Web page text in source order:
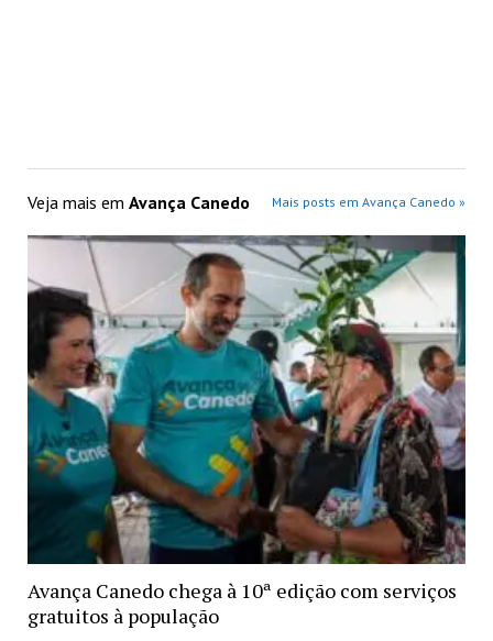
Veja mais em Avança Canedo Mais posts em Avança Canedo »
Avança Canedo chega à 10ª edição com serviços
gratuitos à população